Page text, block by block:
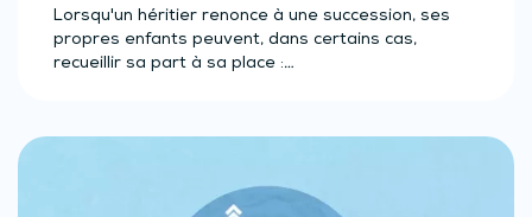
Lorsqu'un héritier renonce à une succession, ses
propres enfants peuvent, dans certains cas,
recueillir sa part à sa place :…